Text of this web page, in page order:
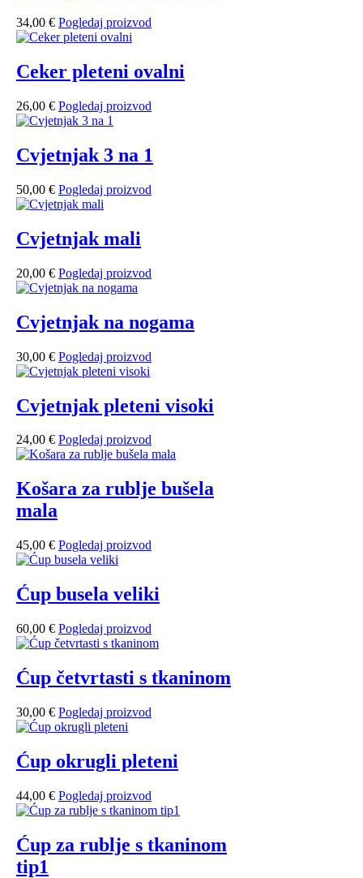
34,00 € Pogledaj proizvod
Ceker pleteni ovalni
26,00 € Pogledaj proizvod
Cvjetnjak 3 na 1
50,00 € Pogledaj proizvod
Cvjetnjak mali
20,00 € Pogledaj proizvod
Cvjetnjak na nogama
30,00 € Pogledaj proizvod
Cvjetnjak pleteni visoki
24,00 € Pogledaj proizvod
Košara za rublje bušela
mala
45,00 € Pogledaj proizvod
Ćup busela veliki
60,00 € Pogledaj proizvod
Ćup četvrtasti s tkaninom
30,00 € Pogledaj proizvod
Ćup okrugli pleteni
44,00 € Pogledaj proizvod
Ćup za rublje s tkaninom
tip1